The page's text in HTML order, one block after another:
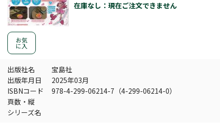
お気
に入
在庫なし：現在ご注文できません
出版社名
宝島社
出版年月日
2025年03月
ISBNコード
978-4-299-06214-7（4-299-06214-0）
頁数・縦
シリーズ名